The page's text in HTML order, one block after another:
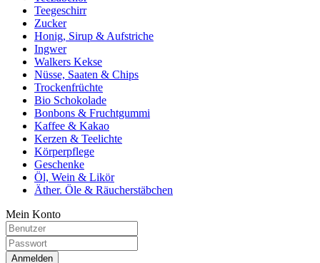
Teegeschirr
Zucker
Honig, Sirup & Aufstriche
Ingwer
Walkers Kekse
Nüsse, Saaten & Chips
Trockenfrüchte
Bio Schokolade
Bonbons & Fruchtgummi
Kaffee & Kakao
Kerzen & Teelichte
Körperpflege
Geschenke
Öl, Wein & Likör
Äther. Öle & Räucherstäbchen
Mein Konto
Anmelden